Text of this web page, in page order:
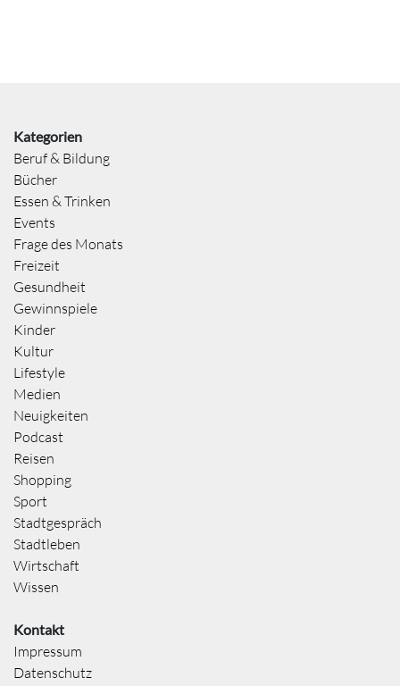
Kategorien
Beruf & Bildung
Bücher
Essen & Trinken
Events
Frage des Monats
Freizeit
Gesundheit
Gewinnspiele
Kinder
Kultur
Lifestyle
Medien
Neuigkeiten
Podcast
Reisen
Shopping
Sport
Stadtgespräch
Stadtleben
Wirtschaft
Wissen
Kontakt
Impressum
Datenschutz